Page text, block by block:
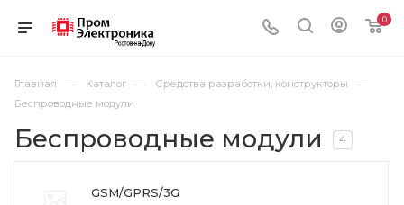
0
Главная — Каталог — Средства разработки, конструкторы —
Беспроводные модули
Беспроводные модули 4
GSM/GPRS/3G